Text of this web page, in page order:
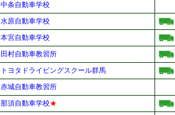
中条自動車学校
水原自動車学校
本宮自動車学校
田村自動車教習所
トヨタドライビングスクール群馬
赤城自動車教習所
那須自動車学校★